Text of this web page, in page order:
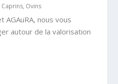
Caprins, Ovins
AGAuRA, nous vous
autour de la valorisation